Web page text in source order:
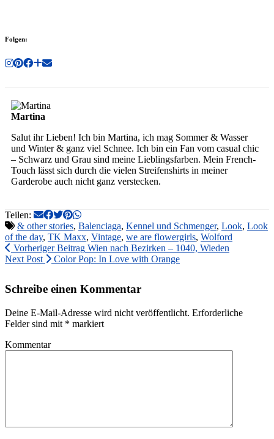
Folgen:
Martina
Salut ihr Lieben! Ich bin Martina, ich mag Sommer & Wasser
und Winter & ganz viel Schnee. Ich bin ein Fan vom casual chic
– Schwarz und Grau sind meine Lieblingsfarben. Mein French-
Touch lässt sich durch die vielen Streifenshirts in meiner
Garderobe auch nicht ganz verstecken.
Teilen:
& other stories, Balenciaga, Kennel und Schmenger, Look, Look
of the day, TK Maxx, Vintage, we are flowergirls, Wolford
Vorheriger Beitrag Wien nach Bezirken – 1040, Wieden
Next Post
Color Pop: In Love with Orange
Schreibe einen Kommentar
Deine E-Mail-Adresse wird nicht veröffentlicht. Erforderliche
Felder sind mit * markiert
Kommentar